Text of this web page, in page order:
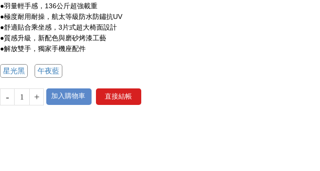
●羽量輕手感，136公斤超強載重
●極度耐用耐操，航太等級防水防鏽抗UV
●舒適貼合乘坐感，3片式超大椅面設計
●質感升級，新配色與磨砂烤漆工藝
●解放雙手，獨家手機座配件
星光黑 午夜藍
- + 加入購物車 直接結帳